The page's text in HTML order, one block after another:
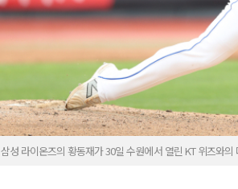
삼성 라이온즈의 황동재가 30일 수원에서 열린 KT 위즈와